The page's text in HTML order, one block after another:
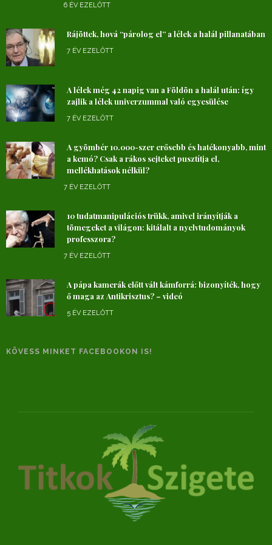
6 ÉV EZELŐTT
Rájöttek, hová “párolog el” a lélek a halál pillanatában
7 ÉV EZELŐTT
A lélek még 42 napig van a Földön a halál után: így
zajlik a lélek univerzummal való egyesülése
7 ÉV EZELŐTT
A gyömbér 10.000-szer erősebb és hatékonyabb, mint
a kemó? Csak a rákos sejteket pusztítja el,
mellékhatások nélkül?
7 ÉV EZELŐTT
10 tudatmanipulációs trükk, amivel irányítják a
tömegeket a világon: kitálalt a nyelvtudományok
professzora?
7 ÉV EZELŐTT
A pápa kamerák előtt vált kámforrá: bizonyíték, hogy
ő maga az Antikrisztus? – videó
5 ÉV EZELŐTT
KÖVESS MINKET FACEBOOKON IS!